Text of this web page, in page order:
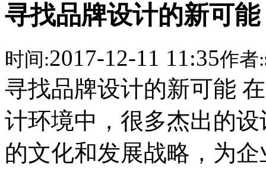
寻找品牌设计的新可能
时间:2017-12-11 11:35作者:
寻找品牌设计的新可能
计环境中，很多杰出的
的文化和发展战略，为